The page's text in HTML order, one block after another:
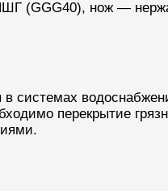
(GGG40), нож —
системах
перекрытие